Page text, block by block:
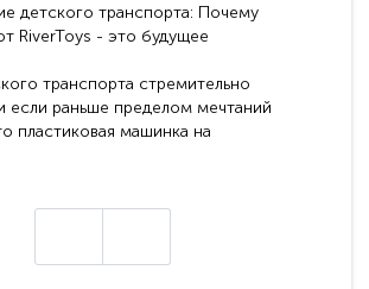
детского транспорта: Почему
RiverToys - это будущее
транспорта стремительно
если раньше пределом мечтаний
пластиковая машинка на